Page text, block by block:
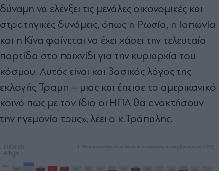
δύναμη να ελέγξει τις μεγάλες οικονομικές και
στρατηγικές δυνάμεις, όπως η Ρωσία, η Ιαπωνία
και η Κίνα φαίνεται να έχει χάσει την τελευταία
παρτίδα στο παιχνίδι για την κυριαρχία του
κόσμου. Αυτός είναι και βασικός λόγος της
εκλογής Τραμπ – μιας και έπεισε το αμερικανικό
κοινό πως με τον ίδιο οι ΗΠΑ θα ανακτήσουν
την ηγεμονία τους», λέει ο κ.Τράπαλης.